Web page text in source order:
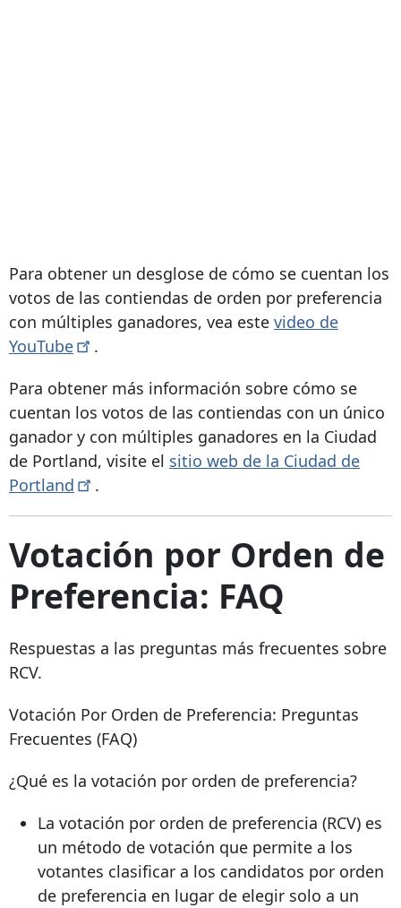
Para obtener un desglose de cómo se cuentan los
votos de las contiendas de orden por preferencia
con múltiples ganadores, vea este video de
YouTube
.
Para obtener más información sobre cómo se
cuentan los votos de las contiendas con un único
ganador y con múltiples ganadores en la Ciudad
de Portland, visite el sitio web de la Ciudad de
Portland
.
Votación por Orden de
Preferencia: FAQ
Respuestas a las preguntas más frecuentes sobre
RCV.
Votación Por Orden de Preferencia: Preguntas
Frecuentes (FAQ)
¿Qué es la votación por orden de preferencia?
La votación por orden de preferencia (RCV) es
un método de votación que permite a los
votantes clasificar a los candidatos por orden
de preferencia en lugar de elegir solo a un